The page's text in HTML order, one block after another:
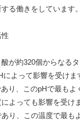
る働きをしています。
が約320個からなる
によって影響を受けま
り、このpHで最もよ
よっても影響を受け
り、この温度で最も